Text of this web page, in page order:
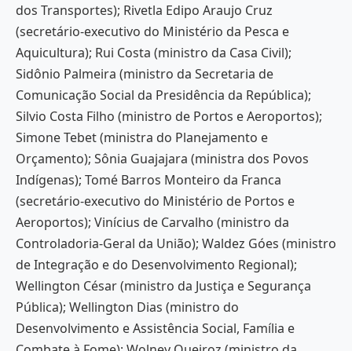
dos Transportes); Rivetla Edipo Araujo Cruz
(secretário-executivo do Ministério da Pesca e
Aquicultura); Rui Costa (ministro da Casa Civil);
Sidônio Palmeira (ministro da Secretaria de
Comunicação Social da Presidência da República);
Silvio Costa Filho (ministro de Portos e Aeroportos);
Simone Tebet (ministra do Planejamento e
Orçamento); Sônia Guajajara (ministra dos Povos
Indígenas); Tomé Barros Monteiro da Franca
(secretário-executivo do Ministério de Portos e
Aeroportos); Vinícius de Carvalho (ministro da
Controladoria-Geral da União); Waldez Góes (ministro
de Integração e do Desenvolvimento Regional);
Wellington César (ministro da Justiça e Segurança
Pública); Wellington Dias (ministro do
Desenvolvimento e Assistência Social, Família e